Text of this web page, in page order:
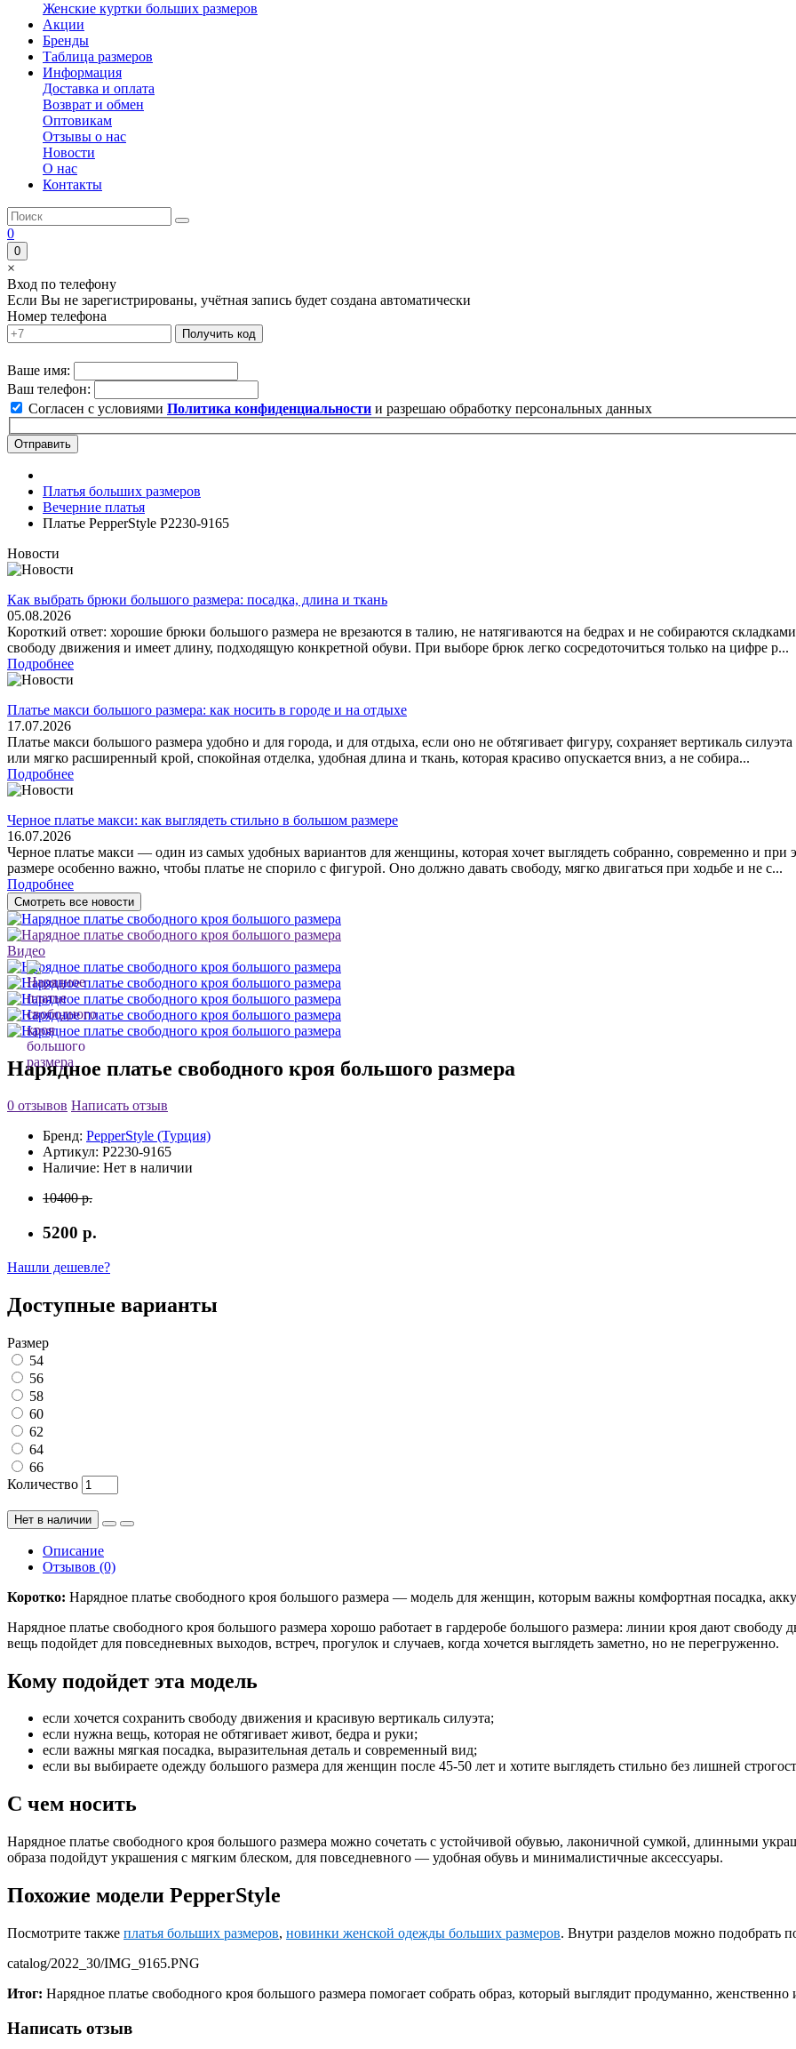
Женские куртки больших размеров
Акции
Бренды
Таблица размеров
Информация
Доставка и оплата
Возврат и обмен
Оптовикам
Отзывы о нас
Новости
О нас
Контакты
0
0
×
Вход по телефону
Если Вы не зарегистрированы, учётная запись будет создана автоматически
Номер телефона
Получить код
Ваше имя:
Ваш телефон:
Согласен с условиями Политика конфиденциальности и разрешаю обработку персональных данных
Отправить
Платья больших размеров
Вечерние платья
Платье PepperStyle P2230-9165
Новости
Как выбрать брюки большого размера: посадка, длина и ткань
05.08.2026
Короткий ответ: хорошие брюки большого размера не врезаются в талию, не натягиваются на бедрах и не собираются
свободу движения и имеет длину, подходящую конкретной обуви. При выборе брюк легко сосредоточиться только на цифре р...
Подробнее
Платье макси большого размера: как носить в городе и на отдыхе
17.07.2026
Платье макси большого размера удобно и для города, и для отдыха, если оно не обтягивает фигуру, сохраняет вертикаль
или мягко расширенный крой, спокойная отделка, удобная длина и ткань, которая красиво опускается вниз, а не собира...
Подробнее
Черное платье макси: как выглядеть стильно в большом размере
16.07.2026
Черное платье макси — один из самых удобных вариантов для женщины, которая хочет выглядеть собранно, современно и
размере особенно важно, чтобы платье не спорило с фигурой. Оно должно давать свободу, мягко двигаться при ходьбе и не с...
Подробнее
Смотреть все новости
Видео
Нарядное платье свободного кроя большого размера
0 отзывов Написать отзыв
Бренд: PepperStyle (Турция)
Артикул: P2230-9165
Наличие: Нет в наличии
10400 р.
5200 р.
Нашли дешевле?
Доступные варианты
Размер
54
56
58
60
62
64
66
Количество
Нет в наличии
Описание
Отзывов (0)
Коротко: Нарядное платье свободного кроя большого размера — модель для женщин, которым важны комфортная посадка,
Нарядное платье свободного кроя большого размера хорошо работает в гардеробе большого размера: линии кроя дают свободу
вещь подойдет для повседневных выходов, встреч, прогулок и случаев, когда хочется выглядеть заметно, но не перегруженно.
Кому подойдет эта модель
если хочется сохранить свободу движения и красивую вертикаль силуэта;
если нужна вещь, которая не обтягивает живот, бедра и руки;
если важны мягкая посадка, выразительная деталь и современный вид;
если вы выбираете одежду большого размера для женщин после 45-50 лет и хотите выглядеть стильно без лишней
С чем носить
Нарядное платье свободного кроя большого размера можно сочетать с устойчивой обувью, лаконичной сумкой, длинными
образа подойдут украшения с мягким блеском, для повседневного — удобная обувь и минималистичные аксессуары.
Похожие модели PepperStyle
Посмотрите также платья больших размеров, новинки женской одежды больших размеров. Внутри разделов можно подобрать
catalog/2022_30/IMG_9165.PNG
Итог: Нарядное платье свободного кроя большого размера помогает собрать образ, который выглядит продуманно,
Написать отзыв